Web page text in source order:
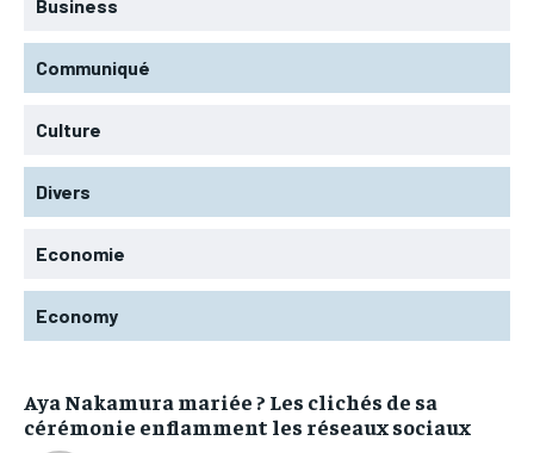
Business
Communiqué
Culture
Divers
Economie
Economy
Aya Nakamura mariée ? Les clichés de sa
cérémonie enflamment les réseaux sociaux